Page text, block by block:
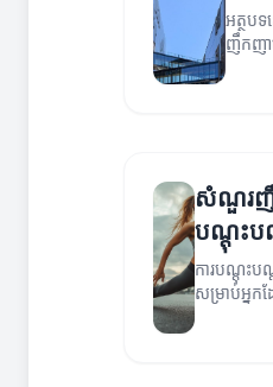
អត្ថប
ញឹកញា
បច្ចេកវិទ្
សំណួរញឹ
បណ្តុះប
ការបណ្តុះប
សម្រាប់អ្នក
ការប្រកួតប្